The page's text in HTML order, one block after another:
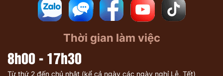
Thời gian làm việc
8h00 - 17h30
Từ thứ 2 đến chủ nhật (kể cả ngày các ngày nghỉ Lễ, Tết)